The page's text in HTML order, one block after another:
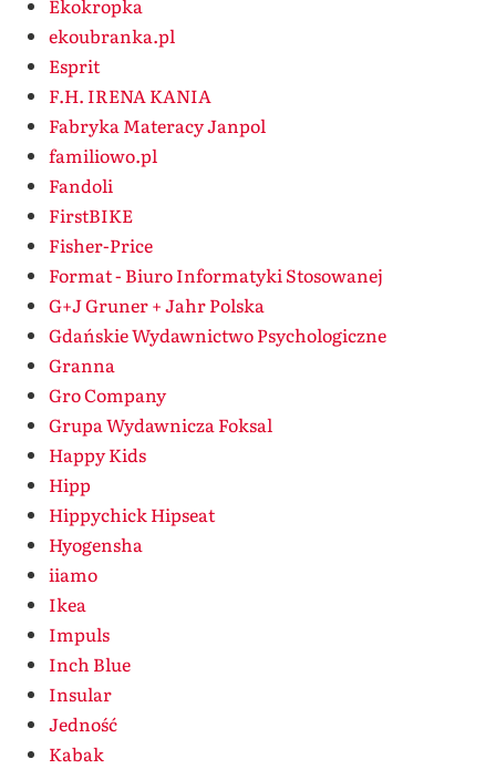
Ekokropka
ekoubranka.pl
Esprit
F.H. IRENA KANIA
Fabryka Materacy Janpol
familiowo.pl
Fandoli
FirstBIKE
Fisher-Price
Format - Biuro Informatyki Stosowanej
G+J Gruner + Jahr Polska
Gdańskie Wydawnictwo Psychologiczne
Granna
Gro Company
Grupa Wydawnicza Foksal
Happy Kids
Hipp
Hippychick Hipseat
Hyogensha
iiamo
Ikea
Impuls
Inch Blue
Insular
Jedność
Kabak